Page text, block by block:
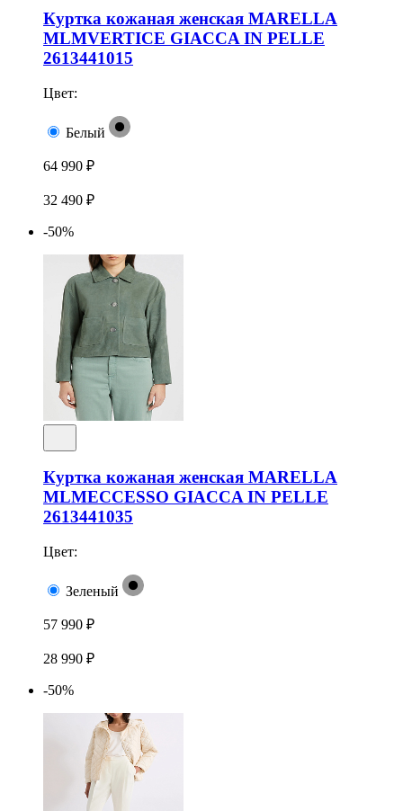
Куртка кожаная женская MARELLA
MLMVERTICE GIACCA IN PELLE
2613441015
Цвет:
Белый
64 990 ₽
32 490 ₽
-50%
Куртка кожаная женская MARELLA
MLMECCESSO GIACCA IN PELLE
2613441035
Цвет:
Зеленый
57 990 ₽
28 990 ₽
-50%